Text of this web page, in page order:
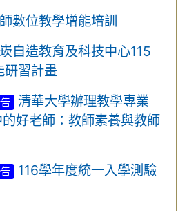
數位教學增能培訓
自造教育及科技中心115
研習計畫
清華大學辦理教學專業
好老師：教師素養與教師
116學年度統一入學測驗